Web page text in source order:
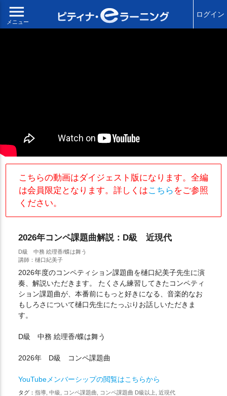
menu
メニュー
ログイン
こちらの動画はダイジェスト版になります。全編
は会員限定となります。詳しくはこちら をご参照
ください。
2026年コンペ課題曲解説：D級 近現代
D級 中務 絵理香/蝶は舞う
講師：樋口紀美子
2026年度のコンペティション課題曲を樋口紀美子先生に演
奏、解説いただきます。 たくさん練習してきたコンペティ
ション課題曲が、本番前にもっと好きになる、音楽的なお
もしろさについて樋口先生にたっぷりお話しいただきま
す。
D級 中務 絵理香/蝶は舞う
2026年 D級 コンペ課題曲
YouTubeメンバーシップの閲覧はこちらから
タグ： 指導, 中級, コンペ課題曲, コンペ課題曲 D級以上, 近現代